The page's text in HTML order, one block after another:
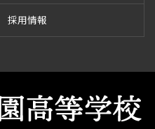
採用情報